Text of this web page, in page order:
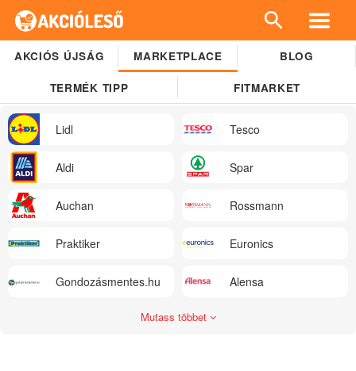
AKCIÓS ÚJSÁG MARKETPLACE BLOG
TERMÉK TIPP FITMARKET
Lidl Tesco
Aldi Spar
Auchan Rossmann
Praktiker Euronics
Gondozásmentes.hu Alensa
Mutass többet